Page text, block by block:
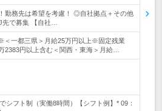
勤務先は希望を考慮！ ◎自社拠点＋その他
で募集 【自社…
一都三県＞月給25万円以上※固定残業
2383円以上含む＜関西・東海＞月給…
シフト制（実働8時間）【シフト例】* 09：